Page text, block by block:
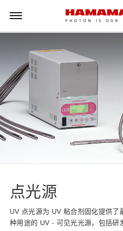
点光源
UV 点光源为 UV 粘合剂固化提供了
种用途的 UV - 可见光光源，包括研